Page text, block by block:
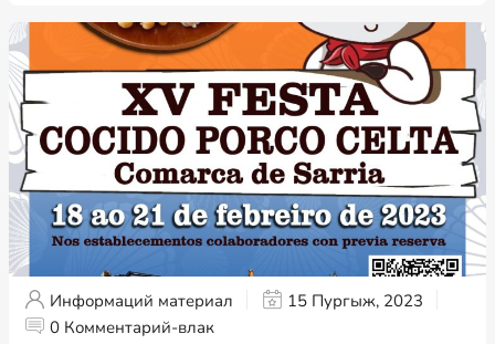
Информаций материал
15 Пургыж, 2023
0 Комментарий-влак